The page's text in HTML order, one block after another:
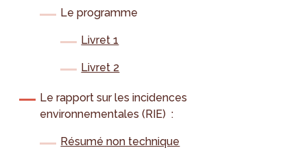
Le programme
Livret 1
Livret 2
Le rapport sur les incidences
environnementales (RIE) :
Résumé non technique